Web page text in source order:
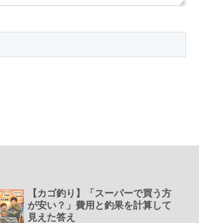
【カゴ釣り】「スーパーで買う方
が安い？」費用と釣果を計算して
見えた答え